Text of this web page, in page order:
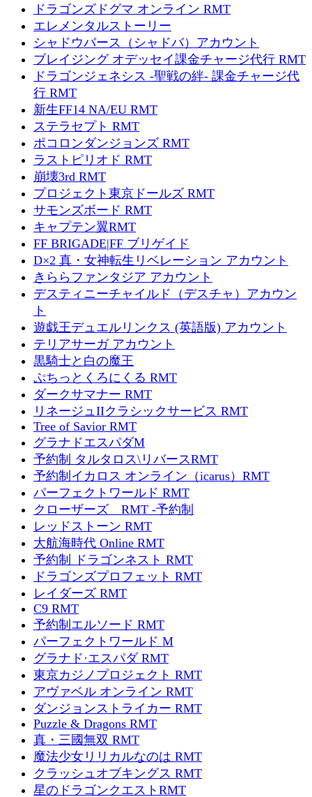
ドラゴンズドグマ オンライン RMT
エレメンタルストーリー
シャドウバース（シャドバ）アカウント
ブレイジング オデッセイ課金チャージ代行 RMT
ドラゴンジェネシス -聖戦の絆- 課金チャージ代
行 RMT
新生FF14 NA/EU RMT
ステラセプト RMT
ポコロンダンジョンズ RMT
ラストピリオド RMT
崩壊3rd RMT
プロジェクト東京ドールズ RMT
サモンズボード RMT
キャプテン翼RMT
FF BRIGADE|FF ブリゲイド
D×2 真・女神転生リベレーション アカウント
きららファンタジア アカウント
デスティニーチャイルド（デスチャ）アカウン
ト
遊戯王デュエルリンクス (英語版) アカウント
テリアサーガ アカウント
黒騎士と白の魔王
ぷちっとくろにくる RMT
ダークサマナー RMT
リネージュIIクラシックサービス RMT
Tree of Savior RMT
グラナドエスパダM
予約制 タルタロス\リバースRMT
予約制イカロス オンライン（icarus）RMT
パーフェクトワールド RMT
クローザーズ RMT -予約制
レッドストーン RMT
大航海時代 Online RMT
予約制 ドラゴンネスト RMT
ドラゴンズプロフェット RMT
レイダーズ RMT
C9 RMT
予約制エルソード RMT
パーフェクトワールド M
グラナド·エスパダ RMT
東京カジノプロジェクト RMT
アヴァベル オンライン RMT
ダンジョンストライカー RMT
Puzzle & Dragons RMT
真・三國無双 RMT
魔法少女リリカルなのは RMT
クラッシュオブキングス RMT
星のドラゴンクエストRMT